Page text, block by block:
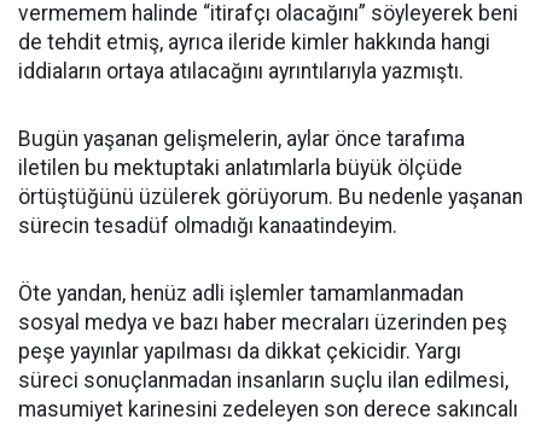
vermemem halinde “itirafçı olacağını” söyleyerek beni
de tehdit etmiş, ayrıca ileride kimler hakkında hangi
iddiaların ortaya atılacağını ayrıntılarıyla yazmıştı.
Bugün yaşanan gelişmelerin, aylar önce tarafıma
iletilen bu mektuptaki anlatımlarla büyük ölçüde
örtüştüğünü üzülerek görüyorum. Bu nedenle yaşanan
sürecin tesadüf olmadığı kanaatindeyim.
Öte yandan, henüz adli işlemler tamamlanmadan
sosyal medya ve bazı haber mecraları üzerinden peş
peşe yayınlar yapılması da dikkat çekicidir. Yargı
süreci sonuçlanmadan insanların suçlu ilan edilmesi,
masumiyet karinesini zedeleyen son derece sakıncalı